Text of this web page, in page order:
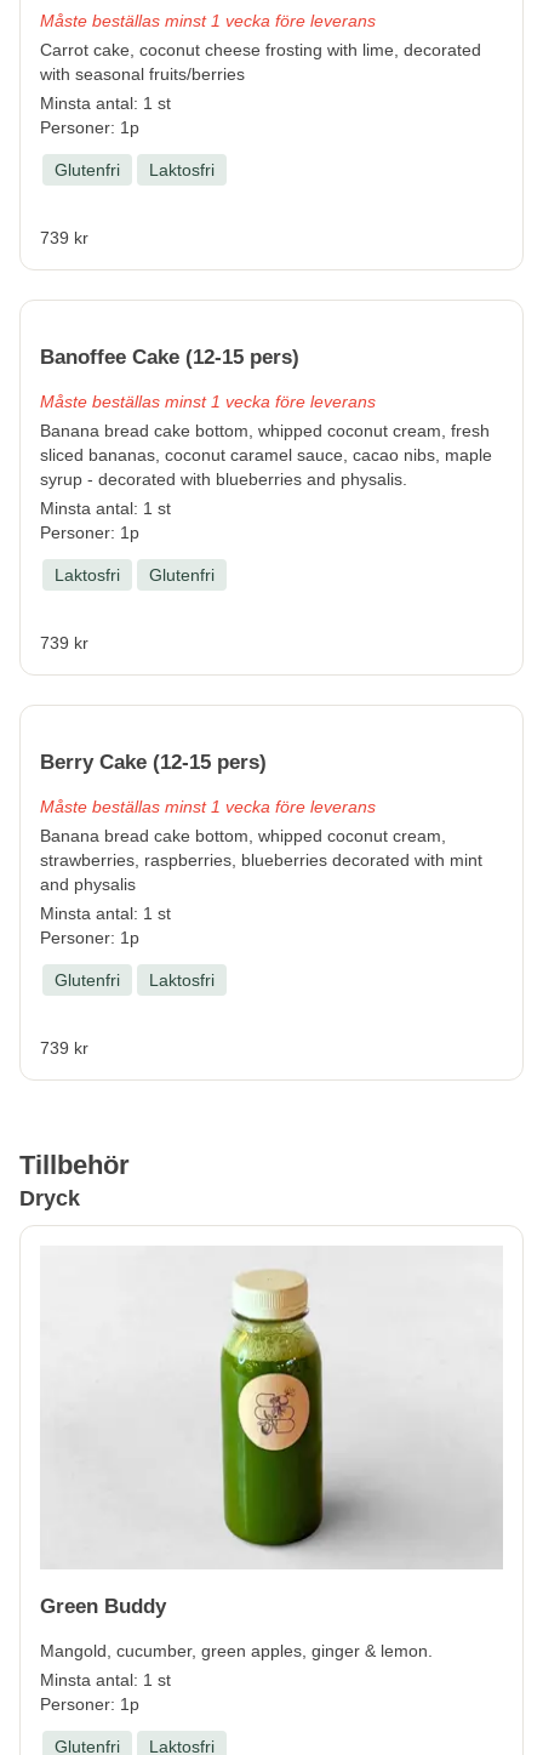
Måste beställas minst 1 vecka före leverans
Carrot cake, coconut cheese frosting with lime, decorated
with seasonal fruits/berries
Minsta antal: 1 st
Personer: 1p
Glutenfri Laktosfri
739 kr
Banoffee Cake (12-15 pers)
Måste beställas minst 1 vecka före leverans
Banana bread cake bottom, whipped coconut cream, fresh
sliced bananas, coconut caramel sauce, cacao nibs, maple
syrup - decorated with blueberries and physalis.
Minsta antal: 1 st
Personer: 1p
Laktosfri Glutenfri
739 kr
Berry Cake (12-15 pers)
Måste beställas minst 1 vecka före leverans
Banana bread cake bottom, whipped coconut cream,
strawberries, raspberries, blueberries decorated with mint
and physalis
Minsta antal: 1 st
Personer: 1p
Glutenfri Laktosfri
739 kr
Tillbehör
Dryck
Green Buddy
Mangold, cucumber, green apples, ginger & lemon.
Minsta antal: 1 st
Personer: 1p
Glutenfri Laktosfri